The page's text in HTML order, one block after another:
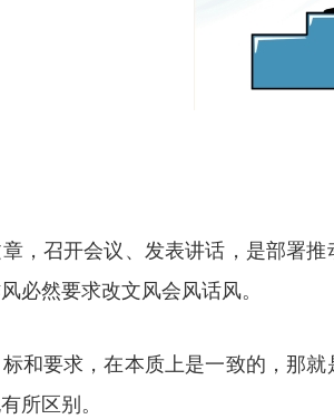
，召开会议、发表讲话，是部署
必然要求改文风会风话风。
和要求，在本质上是一致的，那
所区别。